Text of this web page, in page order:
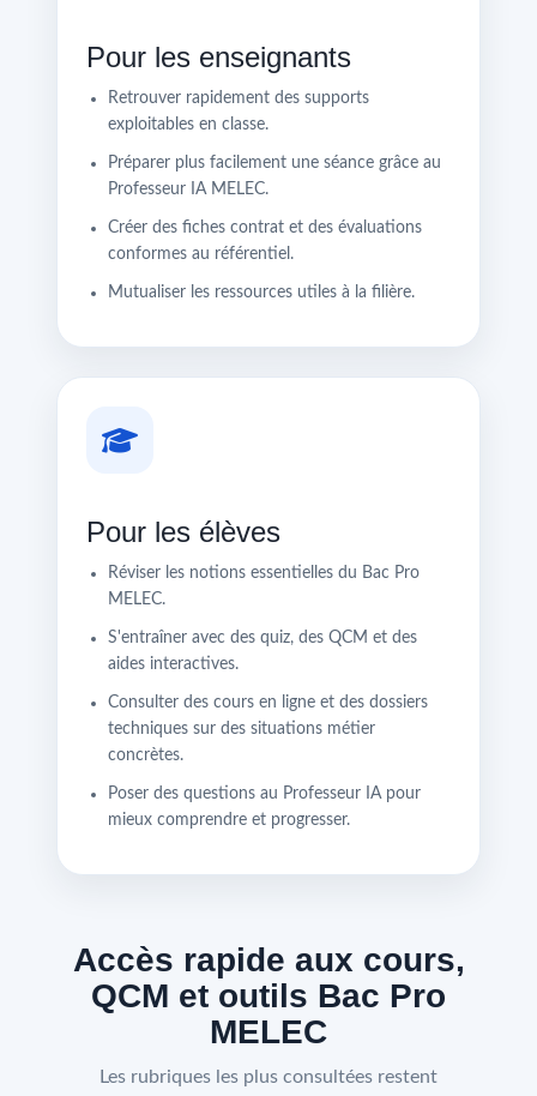
Pour les enseignants
Retrouver rapidement des supports
exploitables en classe.
Préparer plus facilement une séance grâce au
Professeur IA MELEC.
Créer des fiches contrat et des évaluations
conformes au référentiel.
Mutualiser les ressources utiles à la filière.
Pour les élèves
Réviser les notions essentielles du Bac Pro
MELEC.
S'entraîner avec des quiz, des QCM et des
aides interactives.
Consulter des cours en ligne et des dossiers
techniques sur des situations métier
concrètes.
Poser des questions au Professeur IA pour
mieux comprendre et progresser.
Accès rapide aux cours,
QCM et outils Bac Pro
MELEC
Les rubriques les plus consultées restent